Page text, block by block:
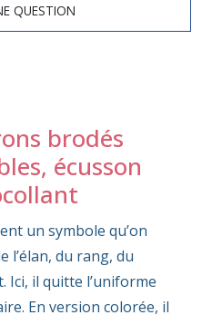
QUESTION
brodés
écusson
un symbole qu’on
l’élan, du rang, du
Ici, il quitte l’uniforme
En version colorée, il